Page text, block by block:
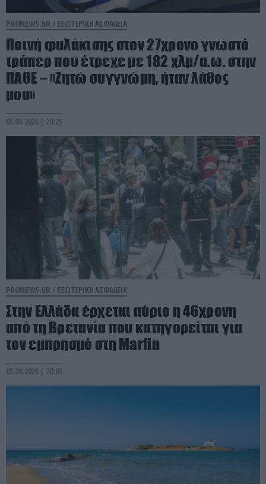
PRONEWS.GR / ΕΣΩΤΕΡΙΚΗ ΑΣΦΑΛΕΙΑ
Ποινή φυλάκισης στον 27χρονο γνωστό
τράπερ που έτρεχε με 182 χλμ/α.ω. στην
ΠΑΘΕ – «Ζητώ συγγνώμη, ήταν λάθος
μου»
05.08.2026 | 20:25
PRONEWS.GR / ΕΣΩΤΕΡΙΚΗ ΑΣΦΑΛΕΙΑ
Στην Ελλάδα έρχεται αύριο η 46χρονη
από τη Βρετανία που κατηγορείται για
τον εμπρησμό στη Marfin
05.08.2026 | 20:01